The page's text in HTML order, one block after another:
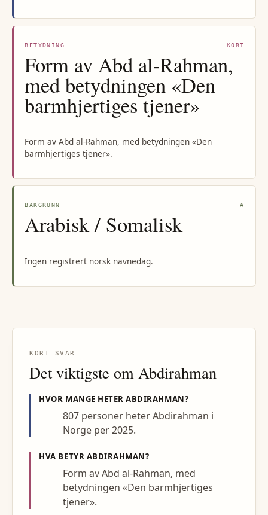
BETYDNING KORT
Form av Abd al-Rahman,
med betydningen «Den
barmhjertiges tjener»
Form av Abd al-Rahman, med betydningen «Den
barmhjertiges tjener».
BAKGRUNN A
Arabisk / Somalisk
Ingen registrert norsk navnedag.
KORT SVAR
Det viktigste om Abdirahman
HVOR MANGE HETERABDIRAHMAN?
807 personer heter Abdirahman i
Norge per 2025.
HVA BETYR ABDIRAHMAN?
Form av Abd al-Rahman, med
betydningen «Den barmhjertiges
tjener».